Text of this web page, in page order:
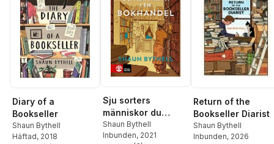
Diary of a
Bookseller
Shaun Bythell
Häftad, 2018
Sju sorters
människor du
träffar på i en
bokhandel
Shaun Bythell
Inbunden, 2021
Return of the
Bookseller Diarist
Shaun Bythell
Inbunden, 2026